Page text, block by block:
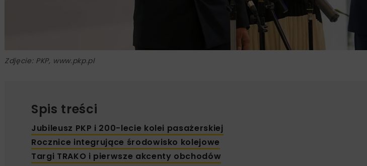
Zdjęcie: PKP, www.pkp.pl
Spis treści
Jubileusz PKP i 200-lecie kolei pasażerskiej
Rocznice integrujące środowisko kolejowe
Targi TRAKO i pierwsze akcenty obchodów